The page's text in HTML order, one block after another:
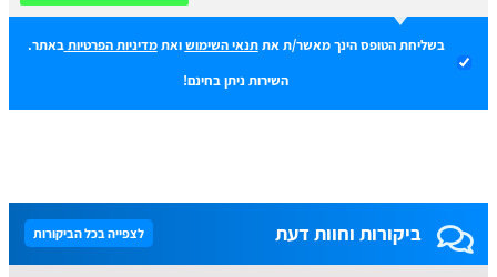
בשליחת הטופס הינך מאשר/ת אתתנאי השימושואתמדיניות הפרטיות באתר.
השירות ניתן בחינם!
ביקורות וחוות דעת לצפייה בכל הביקורות